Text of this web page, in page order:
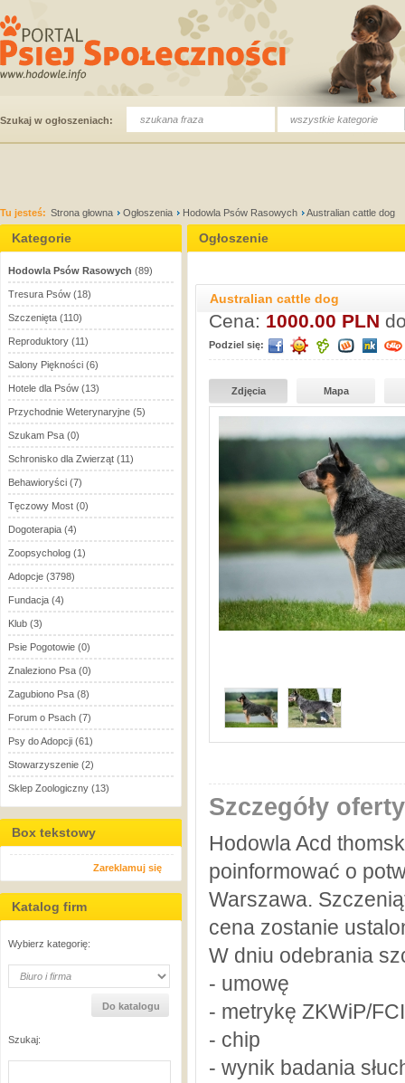
Szukaj w ogłoszeniach: wszystkie kategorie
Tu jesteś: Strona głowna Ogłoszenia Hodowla Psów Rasowych Australian cattle dog
Kategorie
Hodowla Psów Rasowych (89)
Tresura Psów (18)
Szczenięta (110)
Reproduktory (11)
Salony Piękności (6)
Hotele dla Psów (13)
Przychodnie Weterynaryjne (5)
Szukam Psa (0)
Schronisko dla Zwierząt (11)
Behawioryści (7)
Tęczowy Most (0)
Dogoterapia (4)
Zoopsycholog (1)
Adopcje (3798)
Fundacja (4)
Klub (3)
Psie Pogotowie (0)
Znaleziono Psa (0)
Zagubiono Psa (8)
Forum o Psach (7)
Psy do Adopcji (61)
Stowarzyszenie (2)
Sklep Zoologiczny (13)
Box tekstowy
Zareklamuj się
Katalog firm
Wybierz kategorię:
Szukaj:
Ogłoszenie
Australian cattle dog
Cena: 1000.00 PLN
Podziel się:
Zdjęcia Mapa
Szczegóły
Hodowla Acd
poinformować o
Warszawa.
cena zostanie
W dniu odebrania
- umowę
- metrykę ZKWiP/FCI
- chip
- wynik badania